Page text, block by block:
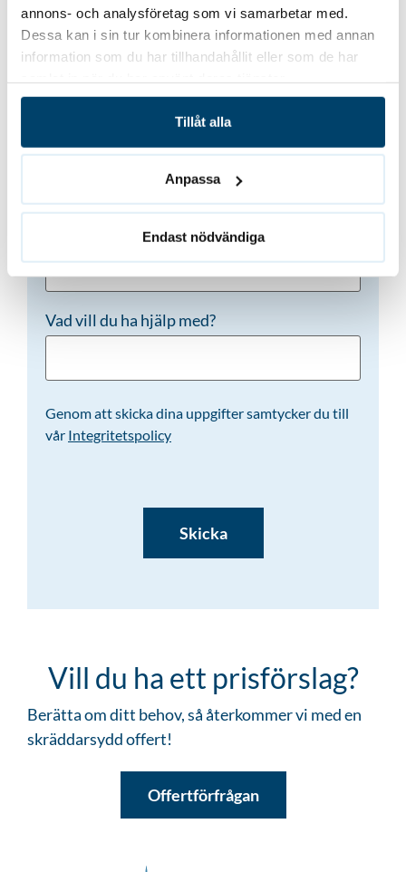
annons- och analysföretag som vi samarbetar med.
Dessa kan i sin tur kombinera informationen med annan
information som du har tillhandahållit eller som de har
Tillåt alla
Anpassa
Endast nödvändiga
Vill du bli kontaktad?
Namn (Obligatoriskt)
Telefon (Obligatoriskt)
(Obligatoriskt)
Vad vill du ha hjälp med?
Genom att skicka dina uppgifter samtycker du till
vår Integritetspolicy
Vill du ha ett prisförslag?
Berätta om ditt behov, så återkommer vi med en
skräddarsydd offert!
Offertförfrågan